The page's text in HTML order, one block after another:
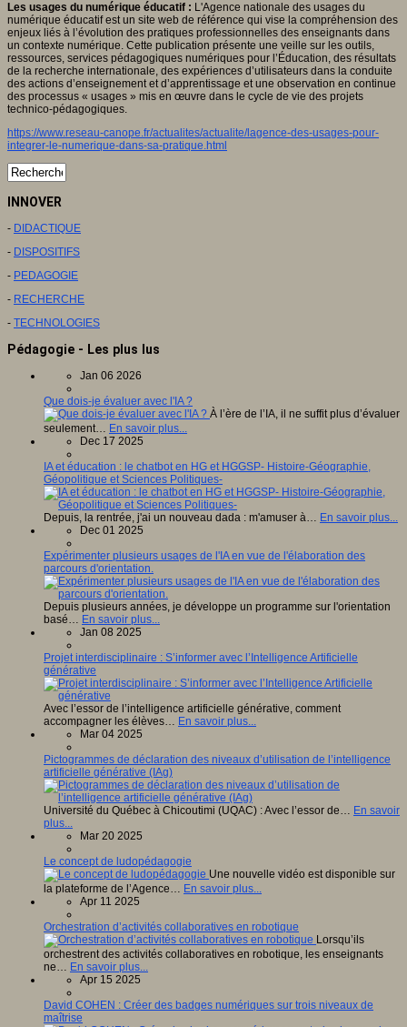
Les usages du numérique éducatif : L'Agence nationale des usages du
numérique éducatif est un site web de référence qui vise la compréhension des
enjeux liés à l’évolution des pratiques professionnelles des enseignants dans
un contexte numérique. Cette publication présente une veille sur les outils,
ressources, services pédagogiques numériques pour l’Éducation, des résultats
de la recherche internationale, des expériences d’utilisateurs dans la conduite
des actions d’enseignement et d’apprentissage et une observation en continue
des processus « usages » mis en œuvre dans le cycle de vie des projets
technico-pédagogiques.
https://www.reseau-canope.fr/actualites/actualite/lagence-des-usages-pour-
integrer-le-numerique-dans-sa-pratique.html
INNOVER
- DIDACTIQUE
- DISPOSITIFS
- PEDAGOGIE
- RECHERCHE
- TECHNOLOGIES
Pédagogie - Les plus lus
Jan 06 2026
Que dois-je évaluer avec l'IA ?
À l’ère de l’IA, il ne suffit plus d’évaluer
seulement… En savoir plus...
Dec 17 2025
IA et éducation : le chatbot en HG et HGGSP- Histoire-Géographie,
Géopolitique et Sciences Politiques-
Depuis, la rentrée, j'ai un nouveau dada : m'amuser à… En savoir plus...
Dec 01 2025
Expérimenter plusieurs usages de l'IA en vue de l'élaboration des
parcours d'orientation.
Depuis plusieurs années, je développe un programme sur l'orientation
basé… En savoir plus...
Jan 08 2025
Projet interdisciplinaire : S’informer avec l’Intelligence Artificielle
générative
Avec l’essor de l’intelligence artificielle générative, comment
accompagner les élèves… En savoir plus...
Mar 04 2025
Pictogrammes de déclaration des niveaux d’utilisation de l’intelligence
artificielle générative (IAg)
Université du Québec à Chicoutimi (UQAC) : Avec l’essor de… En savoir
plus...
Mar 20 2025
Le concept de ludopédagogie
Une nouvelle vidéo est disponible sur
la plateforme de l’Agence… En savoir plus...
Apr 11 2025
Orchestration d’activités collaboratives en robotique
Lorsqu’ils
orchestrent des activités collaboratives en robotique, les enseignants
ne… En savoir plus...
Apr 15 2025
David COHEN : Créer des badges numériques sur trois niveaux de
maîtrise